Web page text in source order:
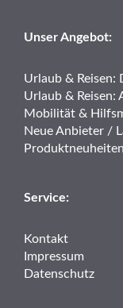
Unser Angebot:
Urlaub & Reisen:
Urlaub & Reisen:
Mobilität &
Neue Anbieter /
Produktneuheiten
Service:
Kontakt
Impressum
Datenschutz